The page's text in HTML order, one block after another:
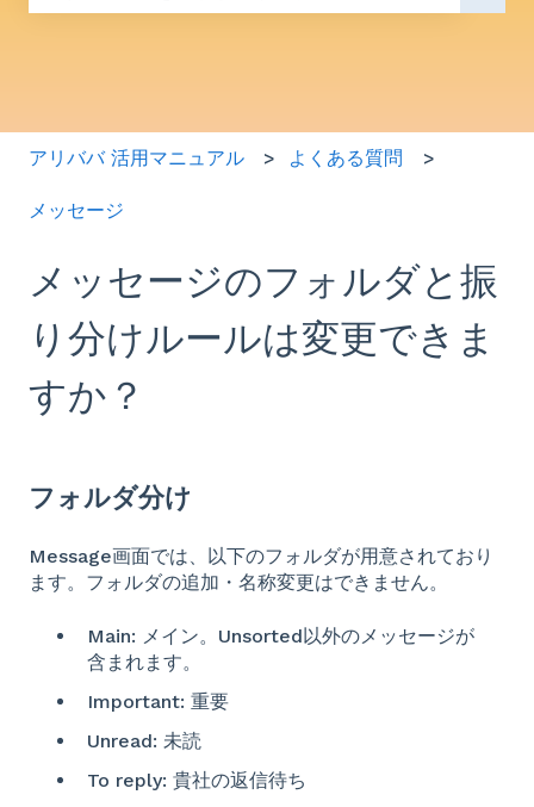
アリババ 活用マニュアル よくある質問
メッセージ
メッセージのフォルダと振
り分けルールは変更できま
すか？
フォルダ分け
Message画面では、以下のフォルダが用意されており
ます。フォルダの追加・名称変更はできません。
Main: メイン。Unsorted以外のメッセージが
含まれます。
Important: 重要
Unread: 未読
To reply: 貴社の返信待ち